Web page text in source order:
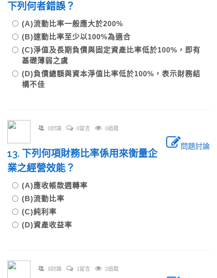
下列何者錯誤？
(A)流動比率一般應大於200%
(B)速動比率至少以100%為適合
(C)淨值及長期負債與固定資產比率低於100%，即有
基礎薄弱之虞
(D)負債總額與資本淨值比率低於100%，表示財務結
構不佳
0討論 0留言 0追蹤
問題討論
13. 下列何項財務比率係用來衡量企
業之經營效能？
(A)應收帳款週轉率
(B)流動比率
(C)純利率
(D)資產收益率
0討論 1留言 2追蹤